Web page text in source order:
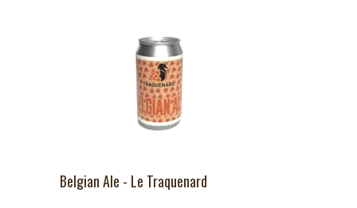
Belgian Ale - Le Traquenard